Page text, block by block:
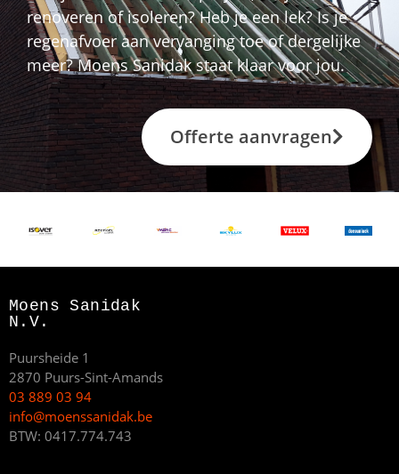
renoveren of isoleren? Heb je een lek? Is je
regenafvoer aan vervanging toe of dergelijke
meer? Moens Sanidak staat klaar voor jou.
Offerte aanvragen
Moens Sanidak
N.V.
Puursheide 1
2870 Puurs-Sint-Amands
03 889 03 94
info@moenssanidak.be
BTW: 0417.774.743